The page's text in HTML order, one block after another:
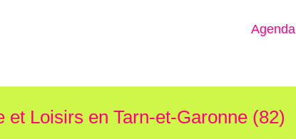
Agenda
et Loisirs en Tarn-et-Garonne (82)